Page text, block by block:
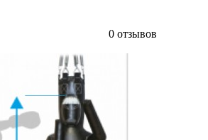
0 отзывов